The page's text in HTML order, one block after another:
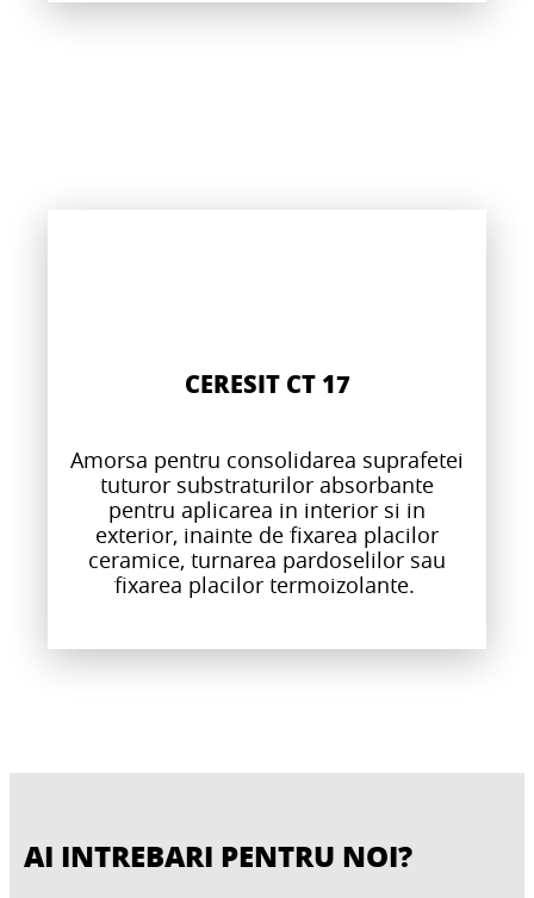
CERESIT CT 17
Amorsa pentru consolidarea suprafetei
tuturor substraturilor absorbante
pentru aplicarea in interior si in
exterior, inainte de fixarea placilor
ceramice, turnarea pardoselilor sau
fixarea placilor termoizolante.
AI INTREBARI PENTRU NOI?